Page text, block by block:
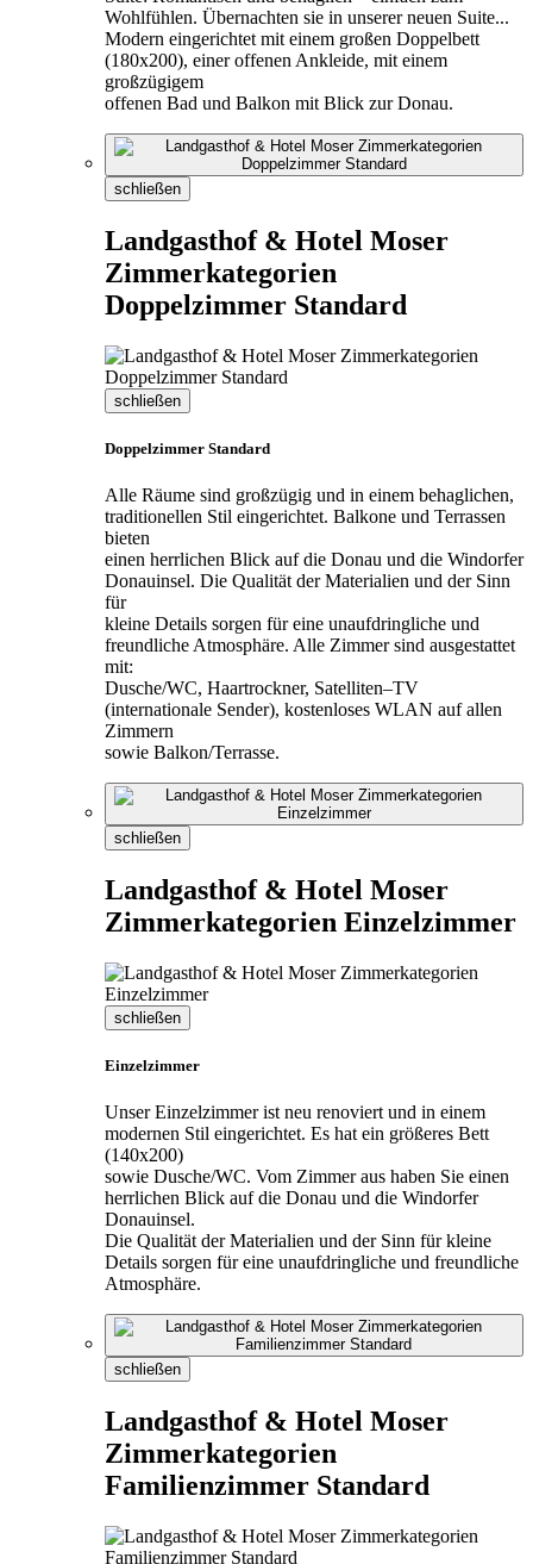
Wohlfühlen. Übernachten sie in unserer neuen Suite...
Modern eingerichtet mit einem großen Doppelbett
(180x200), einer offenen Ankleide, mit einem
großzügigem
offenen Bad und Balkon mit Blick zur Donau.
schließen
Landgasthof & Hotel Moser
Zimmerkategorien
Doppelzimmer Standard
schließen
Doppelzimmer Standard
Alle Räume sind großzügig und in einem behaglichen,
traditionellen Stil eingerichtet. Balkone und Terrassen
bieten
einen herrlichen Blick auf die Donau und die Windorfer
Donauinsel. Die Qualität der Materialien und der Sinn
für
kleine Details sorgen für eine unaufdringliche und
freundliche Atmosphäre. Alle Zimmer sind ausgestattet
mit:
Dusche/WC, Haartrockner, Satelliten–TV
(internationale Sender), kostenloses WLAN auf allen
Zimmern
sowie Balkon/Terrasse.
schließen
Landgasthof & Hotel Moser
Zimmerkategorien Einzelzimmer
schließen
Einzelzimmer
Unser Einzelzimmer ist neu renoviert und in einem
modernen Stil eingerichtet. Es hat ein größeres Bett
(140x200)
sowie Dusche/WC. Vom Zimmer aus haben Sie einen
herrlichen Blick auf die Donau und die Windorfer
Donauinsel.
Die Qualität der Materialien und der Sinn für kleine
Details sorgen für eine unaufdringliche und freundliche
Atmosphäre.
schließen
Landgasthof & Hotel Moser
Zimmerkategorien
Familienzimmer Standard